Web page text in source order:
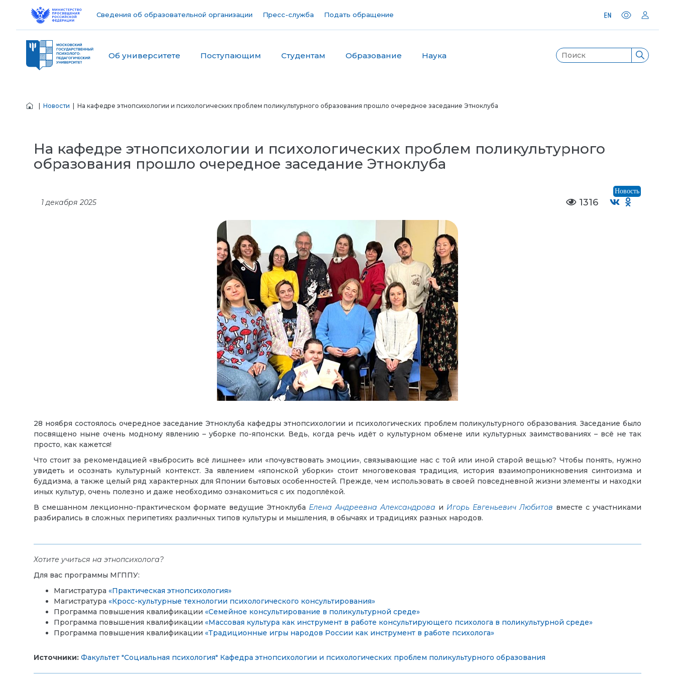
Сведения об образовательной организации Пресс-служба Подать обращение
Об университете Поступающим Студентам Образование Наука
Новости | На кафедре этнопсихологии и психологических проблем поликультурного образования прошло очередное заседание Этноклуба
На кафедре этнопсихологии и психологических проблем поликультурного
образования прошло очередное заседание Этноклуба
Новость
1 декабря 2025 1316
28 ноября состоялось очередное заседание Этноклуба кафедры этнопсихологии и психологических проблем поликультурного образования. Заседание было
посвящено ныне очень модному явлению – уборке по-японски. Ведь, когда речь идёт о культурном обмене или культурных заимствованиях – всё не так
просто, как кажется!
Что стоит за рекомендацией «выбросить всё лишнее» или «почувствовать эмоции», связывающие нас с той или иной старой вещью? Чтобы понять, нужно
увидеть и осознать культурный контекст. За явлением «японской уборки» стоит многовековая традиция, история взаимопроникновения синтоизма и
буддизма, а также целый ряд характерных для Японии бытовых особенностей. Прежде, чем использовать в своей повседневной жизни элементы и находки
иных культур, очень полезно и даже необходимо ознакомиться с их подоплёкой.
В смешанном лекционно-практическом формате ведущие Этноклуба Елена Андреевна Александрова и Игорь Евгеньевич Любитов вместе с участниками
разбирались в сложных перипетиях различных типов культуры и мышления, в обычаях и традициях разных народов.
Хотите учиться на этнопсихолога?
Для вас программы МГППУ:
Магистратура «Практическая этнопсихология»
Магистратура «Кросс-культурные технологии психологического консультирования»
Программа повышения квалификации «Семейное консультирование в поликультурной среде»
Программа повышения квалификации «Массовая культура как инструмент в работе консультирующего психолога в поликультурной среде»
Программа повышения квалификации «Традиционные игры народов России как инструмент в работе психолога»
Источники: Факультет "Социальная психология" Кафедра этнопсихологии и психологических проблем поликультурного образования